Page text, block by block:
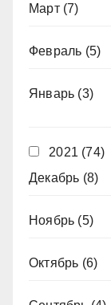
Март(7)
Февраль (5)
Январь (3)
2021 (74)
Декабрь (8)
Ноябрь (5)
Октябрь (6)